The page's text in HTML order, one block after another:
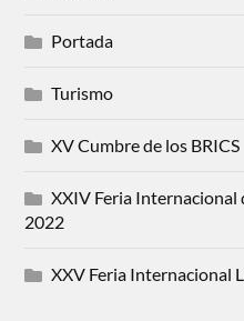
Portada
Turismo
XV Cumbre de los BRICS
XXIV Feria
2022
XXV Feria Internacional